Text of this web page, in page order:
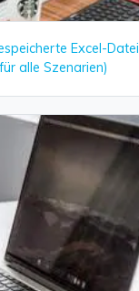
Excel-Datei
alle Szenarien)